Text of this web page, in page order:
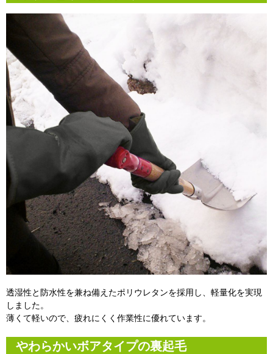
透湿性と防水性を兼ね備えたポリウレタンを採用し、軽量化を実現
しました。
薄くて軽いので、疲れにくく作業性に優れています。
やわらかいボアタイプの裏起毛